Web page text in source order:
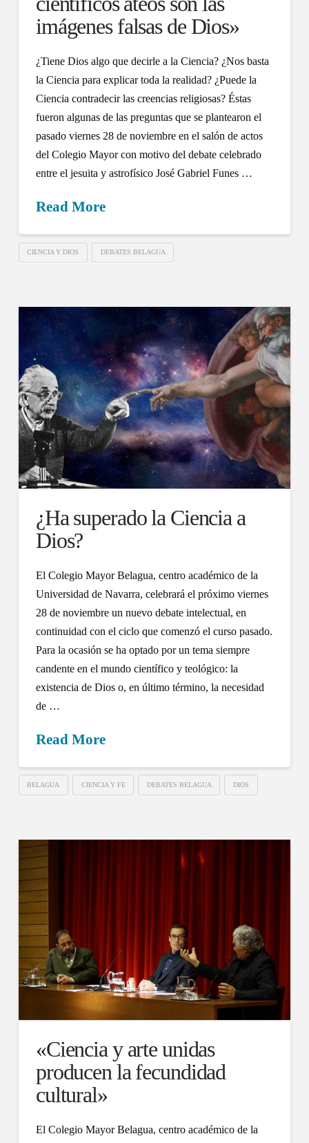
imágenes falsas de Dios»
¿Tiene Dios algo que decirle a la Ciencia? ¿Nos basta
la Ciencia para explicar toda la realidad? ¿Puede la
Ciencia contradecir las creencias religiosas? Éstas
fueron algunas de las preguntas que se plantearon el
pasado viernes 28 de noviembre en el salón de actos
del Colegio Mayor con motivo del debate celebrado
entre el jesuita y astrofísico José Gabriel Funes …
Read More
CIENCIA Y DIOS DEBATES BELAGUA
¿Ha superado la Ciencia a
Dios?
El Colegio Mayor Belagua, centro académico de la
Universidad de Navarra, celebrará el próximo viernes
28 de noviembre un nuevo debate intelectual, en
continuidad con el ciclo que comenzó el curso pasado.
Para la ocasión se ha optado por un tema siempre
candente en el mundo científico y teológico: la
existencia de Dios o, en último término, la necesidad
de …
Read More
BELAGUA CIENCIA Y FE DEBATES BELAGUA DIOS
«Ciencia y arte unidas
producen la fecundidad
cultural»
El Colegio Mayor Belagua, centro académico de la